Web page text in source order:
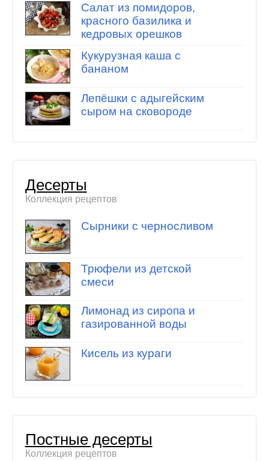
Салат из помидоров,
красного базилика и
кедровых орешков
Кукурузная каша с
бананом
Лепёшки с адыгейским
сыром на сковороде
Десерты
Коллекция рецептов
Сырники с черносливом
Трюфели из детской
смеси
Лимонад из сиропа и
газированной воды
Кисель из кураги
Постные десерты
Коллекция рецептов